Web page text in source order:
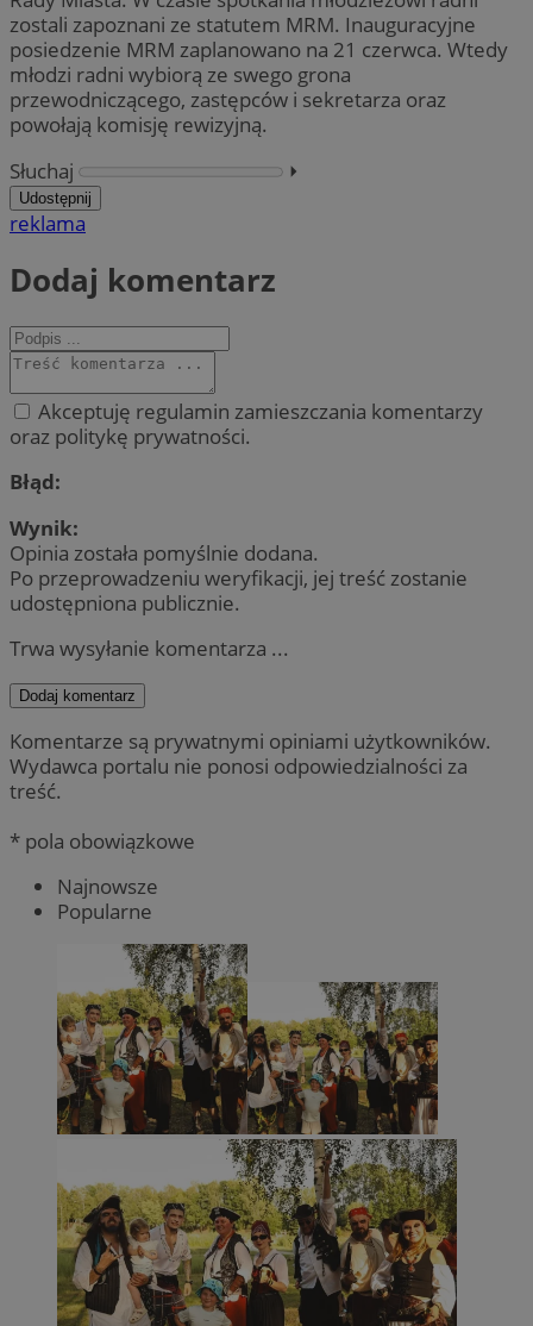
zostali zapoznani ze statutem MRM. Inauguracyjne
posiedzenie MRM zaplanowano na 21 czerwca. Wtedy
młodzi radni wybiorą ze swego grona
przewodniczącego, zastępców i sekretarza oraz
powołają komisję rewizyjną.
Słuchaj
⏵︎
Udostępnij
reklama
Dodaj komentarz
Akceptuję regulamin zamieszczania komentarzy
oraz politykę prywatności.
Błąd:
Wynik:
Opinia została pomyślnie dodana.
Po przeprowadzeniu weryfikacji, jej treść zostanie
udostępniona publicznie.
Trwa wysyłanie komentarza ...
Dodaj komentarz
Komentarze są prywatnymi opiniami użytkowników.
Wydawca portalu nie ponosi odpowiedzialności za
treść.
* pola obowiązkowe
Najnowsze
Popularne